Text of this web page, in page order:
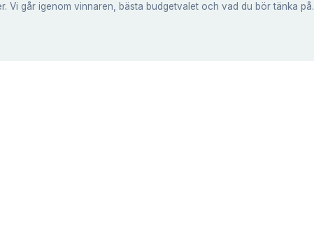
Vi går igenom vinnaren, bästa budgetvalet och vad du bör tänka på.